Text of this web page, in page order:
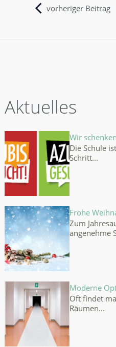
vorheriger Beitrag
Aktuelles
Wir
Die Schule
Schritt...
Frohe
Zum
angenehme
Moderne
Oft findet
Räumen...